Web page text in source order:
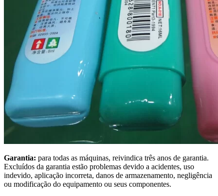
Garantia: para todas as máquinas, reivindica três anos de garantia.
Excluídos da garantia estão problemas devido a acidentes, uso
indevido, aplicação incorreta, danos de armazenamento, negligência
ou modificação do equipamento ou seus componentes.